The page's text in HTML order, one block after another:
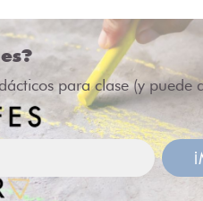
para clase (y puede